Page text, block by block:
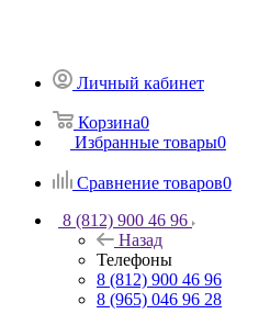
Личный кабинет
Корзина0
Избранные товары0
Сравнение товаров0
8 (812) 900 46 96
Назад
Телефоны
8 (812) 900 46 96
8 (965) 046 96 28